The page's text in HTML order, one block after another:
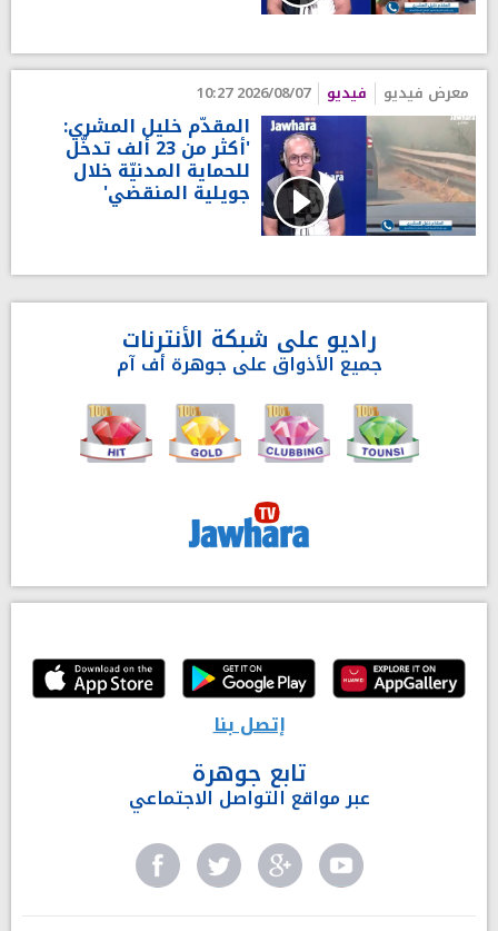
معرض فيديو فيديو 2026/08/07 10:27
المقدّم خليل المشري:
'أكثر من 23 ألف تدخّل
للحماية المدنيّة خلال
جويلية المنقضي'
راديو على شبكة الأنترنات
جميع الأذواق على جوهرة أف آم
إتصل بنا
تابع جوهرة
عبر مواقع التواصل الاجتماعي